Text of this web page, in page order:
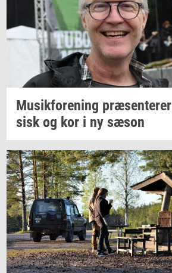
Mu­sik­for­e­ning præ­sen­te­rer
siskog kor i ny sæson